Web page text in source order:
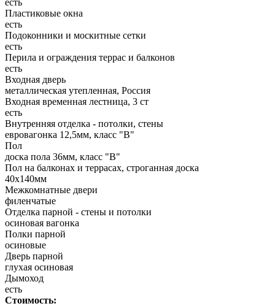
есть
Пластиковые окна
есть
Подоконники и москитные сетки
есть
Перила и ограждения террас и балконов
есть
Входная дверь
металлическая утепленная, Россия
Входная временная лестница, 3 ст
есть
Внутренняя отделка - потолки, стены
евровагонка 12,5мм, класс "В"
Пол
доска пола 36мм, класс "B"
Пол на балконах и террасах, строганная доска
40х140мм
Межкомнатные двери
филенчатые
Отделка парной - стены и потолки
осиновая вагонка
Полки парной
осиновые
Дверь парной
глухая осиновая
Дымоход
есть
Стоимость: